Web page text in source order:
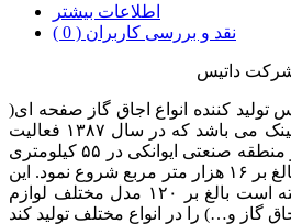
اطلاعات بیشتر
نقد و بررسی کاربران ( 0 )
داتیس
تولید کننده انواع اجاق گاز صفحه ای(
توکار)، هود و فر توکار و سینک می باشد که در سال ۱۳۸۷ فعالیت
خود را بصورت حرفه ای در منطقه صنعتی ایوانکی در ۵۵ کیلومتری
شرق تهران و در مساحتی بالغ بر ۱۶ هزار متر مربع شروع نمود. این
کارخانه در این مدت توانسته است بالغ بر ۱۲۰ مدل مختلف لوازم